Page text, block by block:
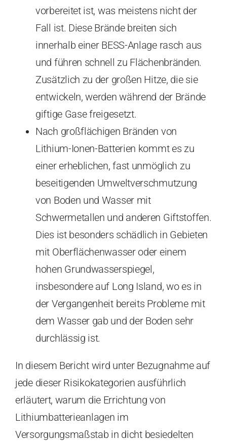
vorbereitet ist, was meistens nicht der
Fall ist. Diese Brände breiten sich
innerhalb einer BESS-Anlage rasch aus
und führen schnell zu Flächenbränden.
Zusätzlich zu der großen Hitze, die sie
entwickeln, werden während der Brände
giftige Gase freigesetzt.
Nach großflächigen Bränden von
Lithium-Ionen-Batterien kommt es zu
einer erheblichen, fast unmöglich zu
beseitigenden Umweltverschmutzung
von Boden und Wasser mit
Schwermetallen und anderen Giftstoffen.
Dies ist besonders schädlich in Gebieten
mit Oberflächenwasser oder einem
hohen Grundwasserspiegel,
insbesondere auf Long Island, wo es in
der Vergangenheit bereits Probleme mit
dem Wasser gab und der Boden sehr
durchlässig ist.
In diesem Bericht wird unter Bezugnahme auf
jede dieser Risikokategorien ausführlich
erläutert, warum die Errichtung von
Lithiumbatterieanlagen im
Versorgungsmaßstab in dicht besiedelten